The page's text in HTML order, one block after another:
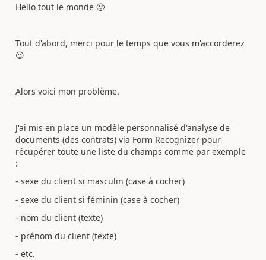
Hello tout le monde 🙂
Tout d'abord, merci pour le temps que vous m'accorderez
😉
Alors voici mon problème.
J'ai mis en place un modèle personnalisé d'analyse de
documents (des contrats) via Form Recognizer pour
récupérer toute une liste du champs comme par exemple
:
- sexe du client si masculin (case à cocher)
- sexe du client si féminin (case à cocher)
- nom du client (texte)
- prénom du client (texte)
- etc.